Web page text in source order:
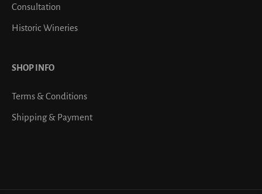
Consultation
Historic Wineries
SHOP INFO
Terms & Conditions
Shipping & Payment